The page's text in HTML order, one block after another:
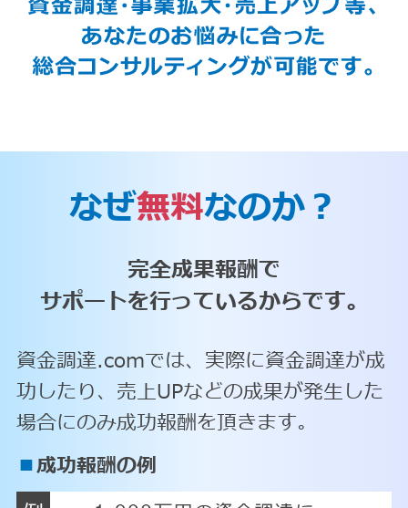
なぜ無料なのか？
完全成果報酬で
サポートを行っているからです。
資金調達.comでは、実際に資金調達が成
功したり、売上UPなどの成果が発生した
場合にのみ成功報酬を頂きます。
■成功報酬の例